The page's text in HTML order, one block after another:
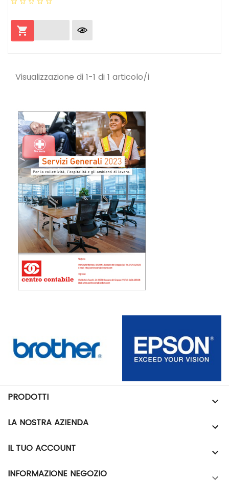

Visualizzazione di 1-1 di 1 articolo/i
PRODOTTI 
LA NOSTRA AZIENDA 
IL TUO ACCOUNT 
INFORMAZIONE NEGOZIO 